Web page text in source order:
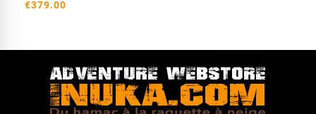
€379.00